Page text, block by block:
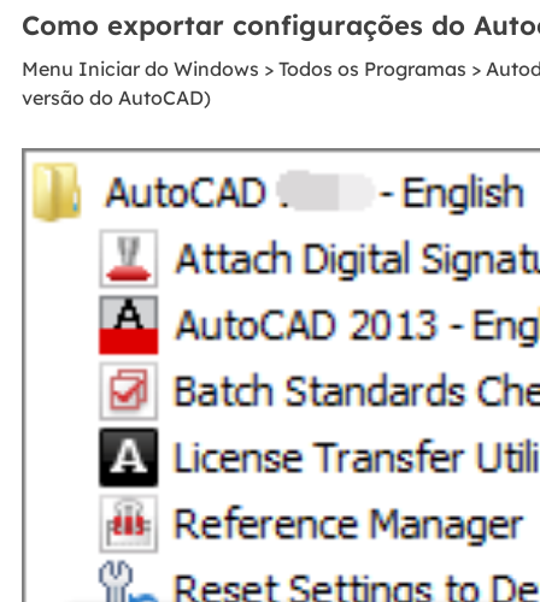
Como exportar configurações do
Menu Iniciar do Windows > Todos os Programas >
versão do AutoCAD)